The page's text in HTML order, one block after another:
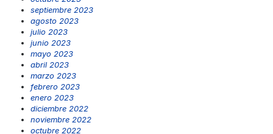
septiembre 2023
agosto 2023
julio 2023
junio 2023
mayo 2023
abril 2023
marzo 2023
febrero 2023
enero 2023
diciembre 2022
noviembre 2022
octubre 2022